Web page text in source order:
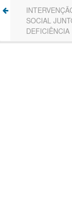
aos
Detalhes
Artigo
SOCIAL
DEFICIÊNCIA